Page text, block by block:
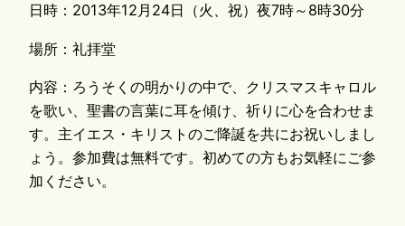
日時：2013年12月24日（火、祝）夜7時～8時30分
場所：礼拝堂
内容：ろうそくの明かりの中で、クリスマスキャロル
を歌い、聖書の言葉に耳を傾け、祈りに心を合わせま
す。主イエス・キリストのご降誕を共にお祝いしまし
ょう。参加費は無料です。初めての方もお気軽にご参
加ください。